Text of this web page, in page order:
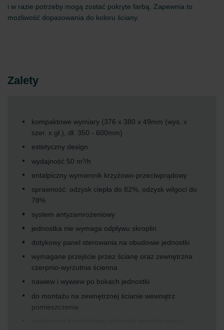
i w razie potrzeby mogą zostać pokryte farbą. Zapewnia to
możliwość dopasowania do koloru ściany.
Zalety
kompaktowe wymiary (376 x 380 x 49mm (wys. x
szer. x gł.), dł. 350 - 600mm)
estetyczny design
wydajność 50 m³/h
entalpiczny wymiennik krzyżowo-przeciwprądowy
sprawność: odzysk ciepła do 82%, odzysk wilgoci do
78%
system antyzamrożeniowy
jednostka nie wymaga odpływu skroplin
dotykowy panel sterowania na obudowie jednostki
wymagane przejście przez ścianę oraz zewnętrzna
czerpnio-wyrzutnia ścienna
nawiew i wywiew po bokach jednostki
do montażu na zewnętrznej ścianie wewnątrz
pomieszczenia